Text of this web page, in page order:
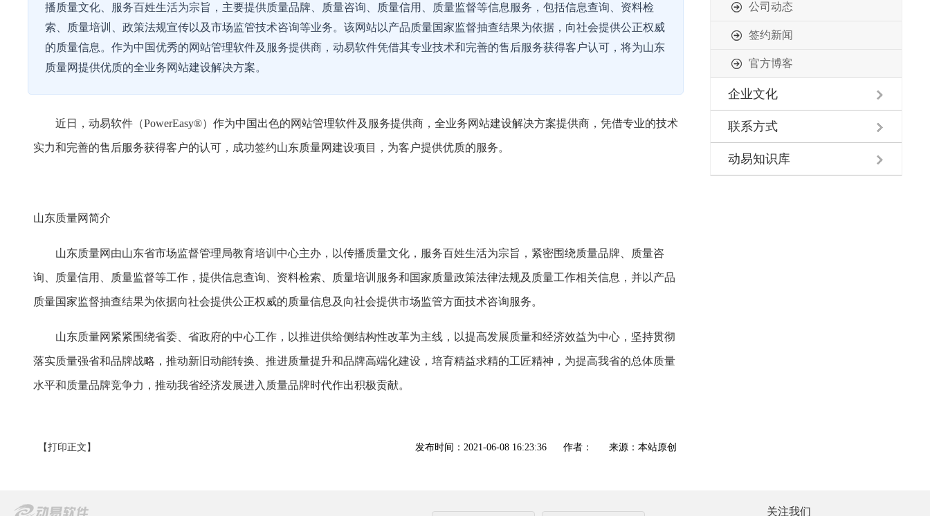
公司动态
签约新闻
官方博客
企业文化
联系方式
动易知识库
播质量文化、服务百姓生活为宗旨，主要提供质量品牌、质量咨询、质量信用、质量监督等信息服务，包括信息查询、资料检
索、质量培训、政策法规宣传以及市场监管技术咨询等业务。该网站以产品质量国家监督抽查结果为依据，向社会提供公正权威
的质量信息。作为中国优秀的网站管理软件及服务提供商，动易软件凭借其专业技术和完善的售后服务获得客户认可，将为山东
质量网提供优质的全业务网站建设解决方案。
近日，动易软件（PowerEasy®）作为中国出色的网站管理软件及服务提供商，全业务网站建设解决方案提供商，凭借专业的技术
实力和完善的售后服务获得客户的认可，成功签约山东质量网建设项目，为客户提供优质的服务。
山东质量网简介
山东质量网由山东省市场监督管理局教育培训中心主办，以传播质量文化，服务百姓生活为宗旨，紧密围绕质量品牌、质量咨
询、质量信用、质量监督等工作，提供信息查询、资料检索、质量培训服务和国家质量政策法律法规及质量工作相关信息，并以产品
质量国家监督抽查结果为依据向社会提供公正权威的质量信息及向社会提供市场监管方面技术咨询服务。
山东质量网紧紧围绕省委、省政府的中心工作，以推进供给侧结构性改革为主线，以提高发展质量和经济效益为中心，坚持贯彻
落实质量强省和品牌战略，推动新旧动能转换、推进质量提升和品牌高端化建设，培育精益求精的工匠精神，为提高我省的总体质量
水平和质量品牌竞争力，推动我省经济发展进入质量品牌时代作出积极贡献。
【打印正文】 发布时间：2021-06-08 16:23:36 作者： 来源：本站原创
关注我们